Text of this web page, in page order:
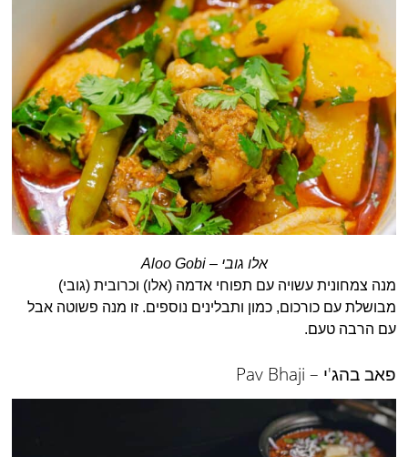
אלו גובי – Aloo Gobi
מנה צמחונית עשויה עם תפוחי אדמה (אלו) וכרובית (גובי)
מבושלת עם כורכום, כמון ותבלינים נוספים. זו מנה פשוטה אבל
עם הרבה טעם.
פאב בהג'י – Pav Bhaji